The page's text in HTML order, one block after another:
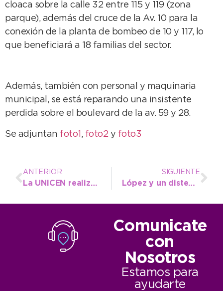
cloaca sobre la calle 32 entre 115 y 119 (zona
parque), además del cruce de la Av. 10 para la
conexión de la planta de bombeo de 10 y 117, lo
que beneficiará a 18 familias del sector.
Además, también con personal y maquinaria
municipal, se está reparando una insistente
perdida sobre el boulevard de la av. 59 y 28.
Se adjuntan foto1 , foto2 y foto3
ANTERIOR
La UNICEN realiza encuesta on line sobre el servicio del transporte público
SIGUIENTE
López y un distendido encuentro en su despacho con alumnos de la Escuela Nº 49
Comunicate
con
Nosotros
Estamos para
ayudarte